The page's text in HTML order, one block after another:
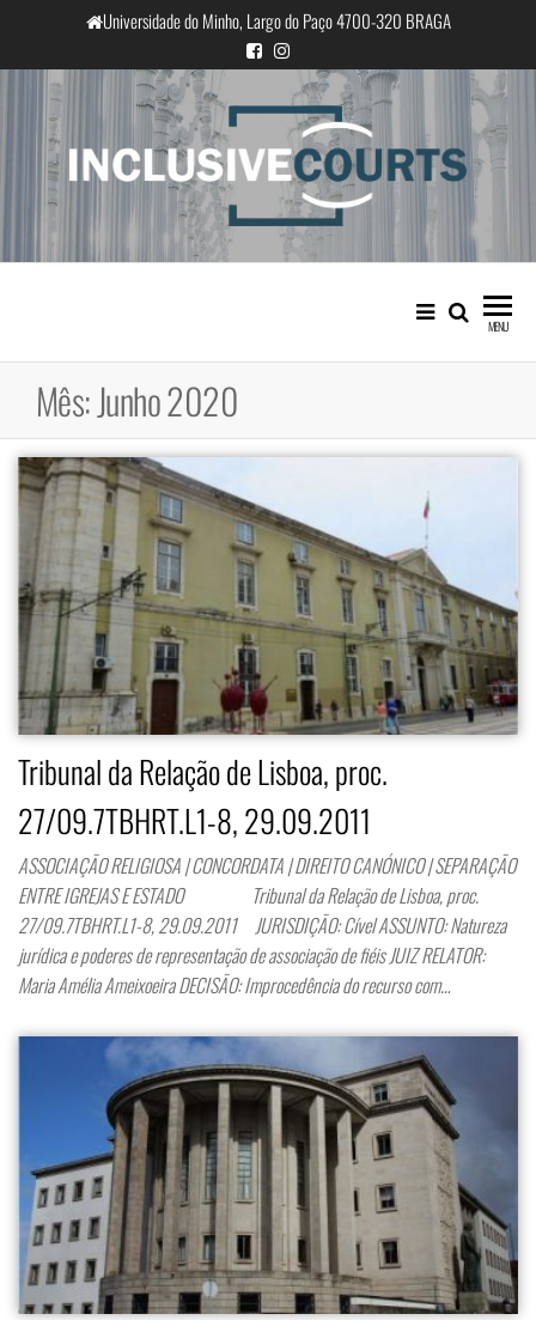
o
conteúdo
Universidade do Minho, Largo do Paço 4700-320 BRAGA
InclusiveCourts
Igualdade e diferença cultural na
prática judicial portuguesa
MENU
Mês:Junho 2020
Tribunal da Relação de Lisboa, proc.
27/09.7TBHRT.L1-8, 29.09.2011
ASSOCIAÇÃO RELIGIOSA | CONCORDATA | DIREITO CANÓNICO | SEPARAÇÃO
ENTRE IGREJAS E ESTADO Tribunal da Relação de Lisboa, proc.
27/09.7TBHRT.L1-8, 29.09.2011 JURISDIÇÃO: Cível ASSUNTO: Natureza
jurídica e poderes de representação de associação de fiéis JUIZ RELATOR:
Maria Amélia Ameixoeira DECISÃO: Improcedência do recurso com…